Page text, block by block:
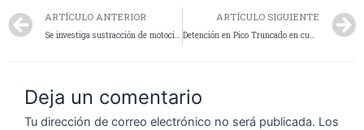
ARTÍCULO ANTERIOR
Se investiga sustracción de motocicleta en Pico Truncado
ARTÍCULO SIGUIENTE
Detención en Pico Truncado en cumplimiento de oficio judicial interjurisdiccional
Deja un comentario
Tu dirección de correo electrónico no será publicada. Los